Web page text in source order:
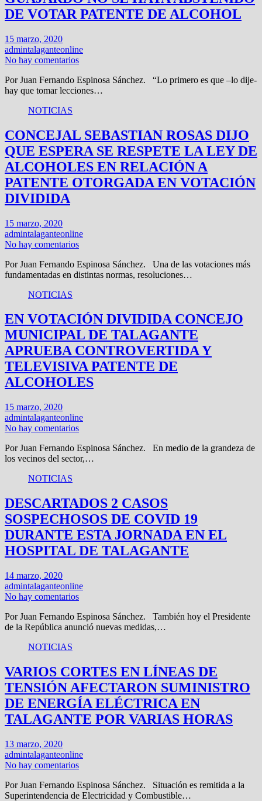
DE VOTAR PATENTE DE ALCOHOL
15 marzo, 2020
admintalaganteonline
No hay comentarios
Por Juan Fernando Espinosa Sánchez. “Lo primero es que –lo dije-
hay que tomar lecciones…
NOTICIAS
CONCEJAL SEBASTIAN ROSAS DIJO
QUE ESPERA SE RESPETE LA LEY DE
ALCOHOLES EN RELACIÓN A
PATENTE OTORGADA EN VOTACIÓN
DIVIDIDA
15 marzo, 2020
admintalaganteonline
No hay comentarios
Por Juan Fernando Espinosa Sánchez. Una de las votaciones más
fundamentadas en distintas normas, resoluciones…
NOTICIAS
EN VOTACIÓN DIVIDIDA CONCEJO
MUNICIPAL DE TALAGANTE
APRUEBA CONTROVERTIDA Y
TELEVISIVA PATENTE DE
ALCOHOLES
15 marzo, 2020
admintalaganteonline
No hay comentarios
Por Juan Fernando Espinosa Sánchez. En medio de la grandeza de
los vecinos del sector,…
NOTICIAS
DESCARTADOS 2 CASOS
SOSPECHOSOS DE COVID 19
DURANTE ESTA JORNADA EN EL
HOSPITAL DE TALAGANTE
14 marzo, 2020
admintalaganteonline
No hay comentarios
Por Juan Fernando Espinosa Sánchez. También hoy el Presidente
de la República anunció nuevas medidas,…
NOTICIAS
VARIOS CORTES EN LÍNEAS DE
TENSIÓN AFECTARON SUMINISTRO
DE ENERGÍA ELÉCTRICA EN
TALAGANTE POR VARIAS HORAS
13 marzo, 2020
admintalaganteonline
No hay comentarios
Por Juan Fernando Espinosa Sánchez. Situación es remitida a la
Superintendencia de Electricidad y Combustible…